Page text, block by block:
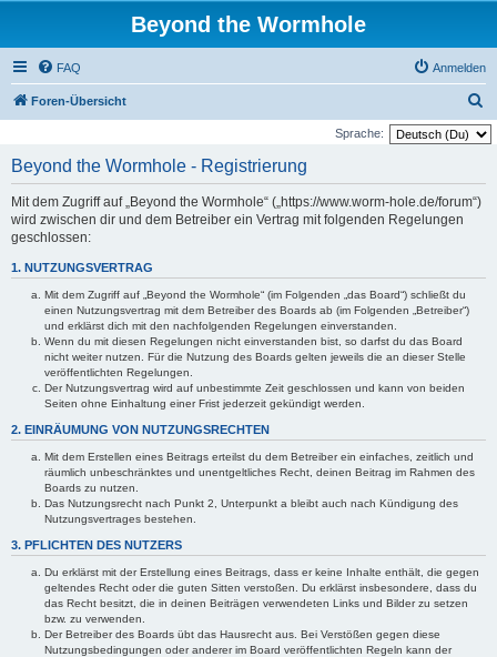
Beyond the Wormhole
FAQ Anmelden
Foren-Übersicht
u
Sprache:
Beyond the Wormhole - Registrierung
Mit dem Zugriff auf „Beyond the Wormhole“ („https://www.worm-hole.de/forum“)
wird zwischen dir und dem Betreiber ein Vertrag mit folgenden Regelungen
geschlossen:
1. NUTZUNGSVERTRAG
Mit dem Zugriff auf „Beyond the Wormhole“ (im Folgenden „das Board“) schließt du
einen Nutzungsvertrag mit dem Betreiber des Boards ab (im Folgenden „Betreiber“)
und erklärst dich mit den nachfolgenden Regelungen einverstanden.
Wenn du mit diesen Regelungen nicht einverstanden bist, so darfst du das Board
nicht weiter nutzen. Für die Nutzung des Boards gelten jeweils die an dieser Stelle
veröffentlichten Regelungen.
Der Nutzungsvertrag wird auf unbestimmte Zeit geschlossen und kann von beiden
Seiten ohne Einhaltung einer Frist jederzeit gekündigt werden.
2. EINRÄUMUNG VON NUTZUNGSRECHTEN
Mit dem Erstellen eines Beitrags erteilst du dem Betreiber ein einfaches, zeitlich und
räumlich unbeschränktes und unentgeltliches Recht, deinen Beitrag im Rahmen des
Boards zu nutzen.
Das Nutzungsrecht nach Punkt 2, Unterpunkt a bleibt auch nach Kündigung des
Nutzungsvertrages bestehen.
3. PFLICHTEN DES NUTZERS
Du erklärst mit der Erstellung eines Beitrags, dass er keine Inhalte enthält, die gegen
geltendes Recht oder die guten Sitten verstoßen. Du erklärst insbesondere, dass du
das Recht besitzt, die in deinen Beiträgen verwendeten Links und Bilder zu setzen
bzw. zu verwenden.
Der Betreiber des Boards übt das Hausrecht aus. Bei Verstößen gegen diese
Nutzungsbedingungen oder anderer im Board veröffentlichten Regeln kann der